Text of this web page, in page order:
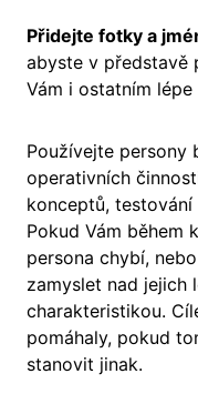
Přidejte fotky a
abyste v představě
Vám i ostatním
Používejte persony
operativních
konceptů,
Pokud Vám během
persona chybí,
zamyslet nad jejich
charakteristikou.
pomáhaly, pokud
stanovit jinak.